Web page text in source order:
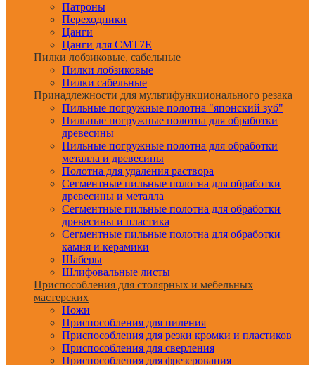
Патроны
Переходники
Цанги
Цанги для CMT7E
Пилки лобзиковые, сабельные
Пилки лобзиковые
Пилки сабельные
Принадлежности для мультифункционального резака
Пильные погружные полотна "японский зуб"
Пильные погружные полотна для обработки
древесины
Пильные погружные полотна для обработки
металла и древесины
Полотна для удаления раствора
Сегментные пильные полотна для обработки
древесины и металла
Сегментные пильные полотна для обработки
древесины и пластика
Сегментные пильные полотна для обработки
камня и керамики
Шаберы
Шлифовальные листы
Приспособления для столярных и мебельных
мастерских
Ножи
Приспособления для пиления
Приспособления для резки кромки и пластиков
Приспособления для сверления
Приспособления для фрезерования